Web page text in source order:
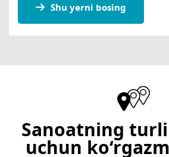
Shu yerni bosing
Sanoatning
uchun